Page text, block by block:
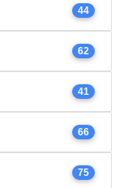
44
62
41
66
75